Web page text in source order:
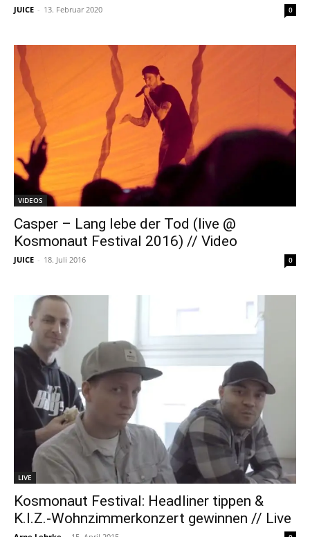
JUICE - 13. Februar 2020 0
VIDEOS
Casper – Lang lebe der Tod (live @
Kosmonaut Festival 2016) // Video
JUICE - 18. Juli 2016 0
LIVE
Kosmonaut Festival: Headliner tippen &
K.I.Z.-Wohnzimmerkonzert gewinnen // Live